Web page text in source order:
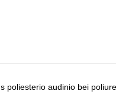
poliesterio audinio bei